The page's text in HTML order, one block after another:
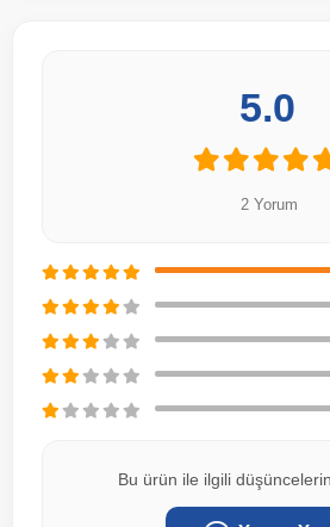
5.0
2 Yorum
Bu ürün ile ilgili